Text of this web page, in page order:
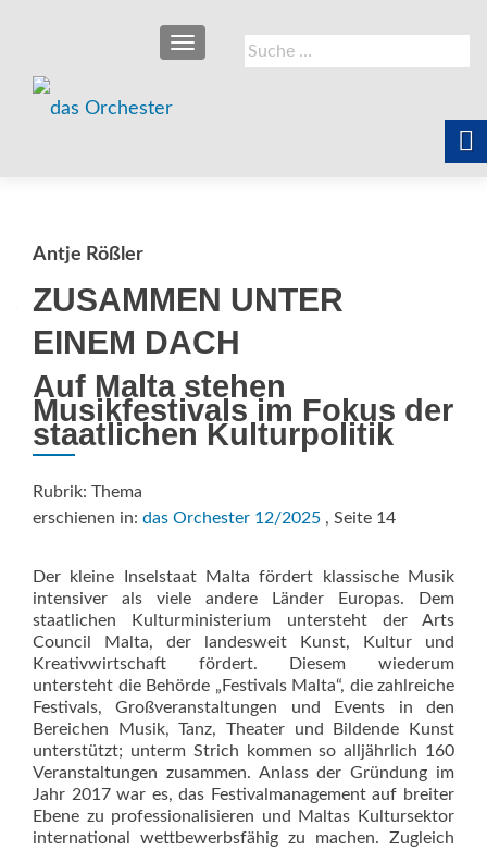
Suche
nach:
SCHALTE NAVIGATION
Antje Rößler
ZUSAMMEN UNTER
EINEM DACH
Auf Malta stehen
Musikfestivals im Fokus der
­staatlichen Kulturpolitik
Rubrik: Thema
erschienen in: das Orchester 12/2025 , Seite 14
Der kleine Inselstaat Malta fördert klassische Musik
intensiver als viele andere Länder Europas. Dem
staatlichen Kulturministerium untersteht der Arts
Council Malta, der landesweit Kunst, Kultur und
Kreativwirtschaft fördert. Diesem wiederum
untersteht die Behörde „Festivals Malta“, die zahlreiche
Festivals, Großveranstaltungen und Events in den
Bereichen Musik, Tanz, Theater und Bildende Kunst
unterstützt; unterm Strich kommen so alljährlich 160
Veranstaltungen zu­sammen. Anlass der Gründung im
Jahr 2017 war es, das Festivalmanagement auf breiter
Ebene zu professionalisieren und Maltas Kultursektor
international wettbewerbsfähig zu machen. Zugleich